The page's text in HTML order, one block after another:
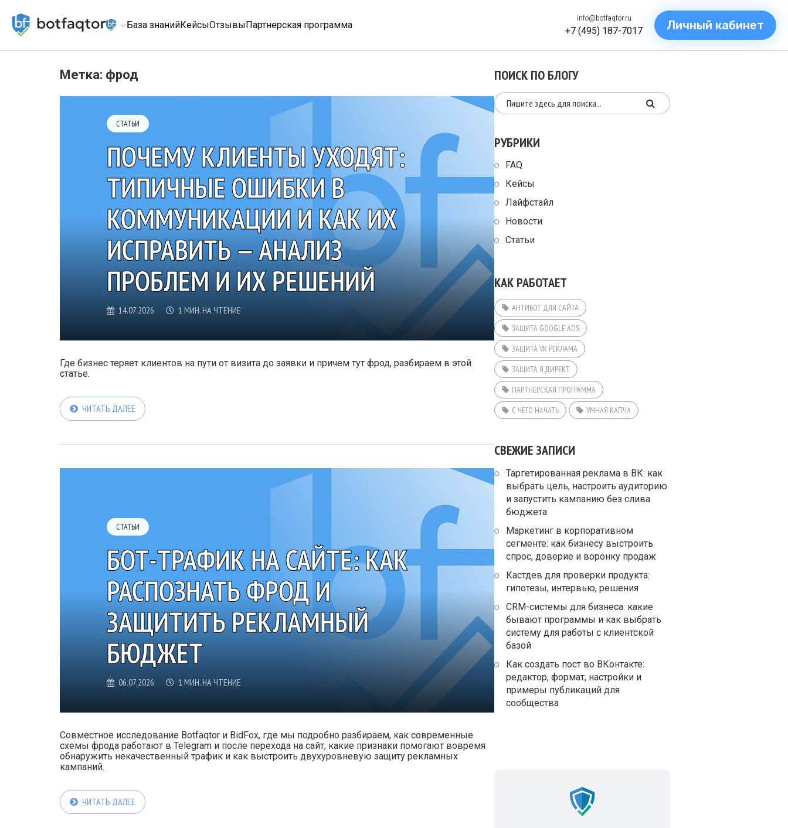
База знанийКейсыОтзывыПартнерская программа
info@botfaqtor.ru
+7 (495) 187-7017 Личный кабинет
Метка: фрод
СТАТЬИ
ПОЧЕМУ КЛИЕНТЫ УХОДЯТ:
ТИПИЧНЫЕ ОШИБКИ В
КОММУНИКАЦИИ И КАК ИХ
ИСПРАВИТЬ — АНАЛИЗ
ПРОБЛЕМ И ИХ РЕШЕНИЙ
14.07.2026 1 МИН. НА ЧТЕНИЕ
Где бизнес теряет клиентов на пути от визита до заявки и причем тут фрод, разбираем в этой
статье.
ЧИТАТЬ ДАЛЕЕ
СТАТЬИ
БОТ-ТРАФИК НА САЙТЕ: КАК
РАСПОЗНАТЬ ФРОД И
ЗАЩИТИТЬ РЕКЛАМНЫЙ
БЮДЖЕТ
06.07.2026 1 МИН. НА ЧТЕНИЕ
Совместное исследование Botfaqtor и BidFox, где мы подробно разбираем, как современные
схемы фрода работают в Telegram и после перехода на сайт, какие признаки помогают вовремя
обнаружить некачественный трафик и как выстроить двухуровневую защиту рекламных
кампаний.
ЧИТАТЬ ДАЛЕЕ
ПОИСК ПО БЛОГУ
РУБРИКИ
FAQ
Кейсы
Лайфстайл
Новости
Статьи
КАК РАБОТАЕТ
АНТИБОТ ДЛЯ САЙТА
ЗАЩИТА GOOGLE ADS
ЗАЩИТА VK РЕКЛАМА
ЗАЩИТА Я.ДИРЕКТ
ПАРТНЕРСКАЯ ПРОГРАММА
С ЧЕГО НАЧАТЬ
УМНАЯ КАПЧА
СВЕЖИЕ ЗАПИСИ
Таргетированная реклама в ВК: как
выбрать цель, настроить аудиторию
и запустить кампанию без слива
бюджета
Маркетинг в корпоративном
сегменте: как бизнесу выстроить
спрос, доверие и воронку продаж
Кастдев для проверки продукта:
гипотезы, интервью, решения
CRM-системы для бизнеса: какие
бывают программы и как выбрать
систему для работы с клиентской
базой
Как создать пост во ВКонтакте:
редактор, формат, настройки и
примеры публикаций для
сообщества